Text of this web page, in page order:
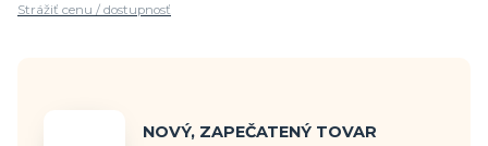
Strážiť cenu / dostupnosť
NOVÝ, ZAPEČATENÝ TOVAR